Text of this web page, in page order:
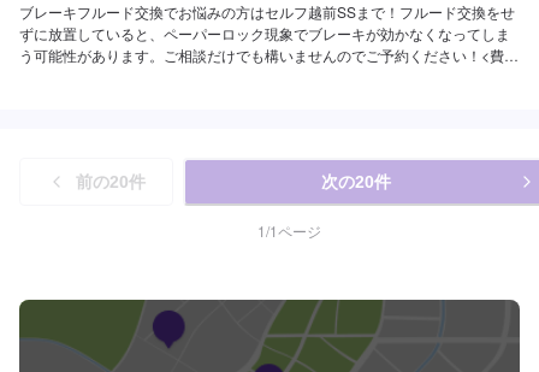
ブレーキフルード交換でお悩みの方はセルフ越前SSまで！フルード交換をせ
ずに放置していると、ペーパーロック現象でブレーキが効かなくなってしま
う可能性があります。ご相談だけでも構いませんのでご予約ください！<費用
前の20件 次の20件
1/1ページ